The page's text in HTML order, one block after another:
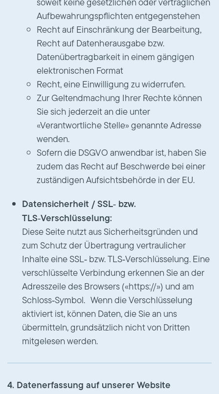
Aufbewahrungspflichten entgegenstehen
Recht auf Einschränkung der Bearbeitung,
Recht auf Datenherausgabe bzw.
Datenübertragbarkeit in einem gängigen
elektronischen Format
Recht, eine Einwilligung zu widerrufen.
Zur Geltendmachung Ihrer Rechte können
Sie sich jederzeit an die unter
«Verantwortliche Stelle» genannte Adresse
wenden.
Sofern die DSGVO anwendbar ist, haben Sie
zudem das Recht auf Beschwerde bei einer
zuständigen Aufsichtsbehörde in der EU.
Datensicherheit / SSL‑ bzw.
TLS‑Verschlüsselung:
Diese Seite nutzt aus Sicherheitsgründen und
zum Schutz der Übertragung vertraulicher
Inhalte eine SSL‑ bzw. TLS‑Verschlüsselung. Eine
verschlüsselte Verbindung erkennen Sie an der
Adresszeile des Browsers («https://») und am
Schloss‑Symbol. Wenn die Verschlüsselung
aktiviert ist, können Daten, die Sie an uns
übermitteln, grundsätzlich nicht von Dritten
mitgelesen werden.
4. Datenerfassung auf unserer Website